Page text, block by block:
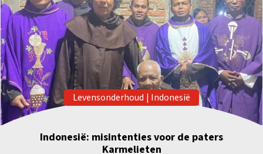
Levensonderhoud | Indonesië
Indonesië: misintenties voor de paters
Karmelieten